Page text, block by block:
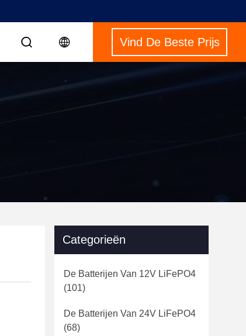
Vind De Beste Prijs
Categorieën
De Batterijen Van 12V LiFePO4
(101)
De Batterijen Van 24V LiFePO4
(68)